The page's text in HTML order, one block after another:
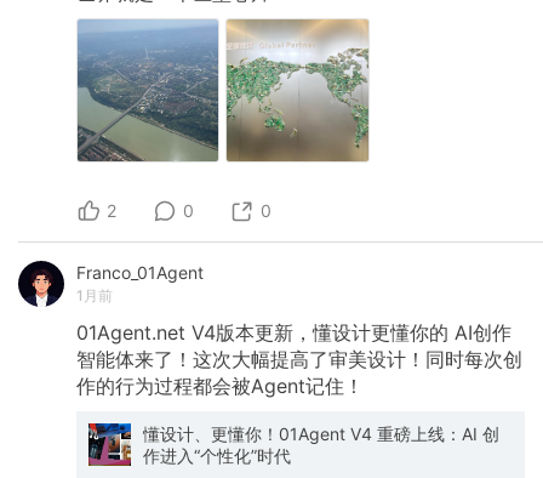
2 0 0
Franco_01Agent
1月前
01Agent.net V4版本更新，懂设计更懂你的 AI创作
智能体来了！这次大幅提高了审美设计！同时每次创
作的行为过程都会被Agent记住！
懂设计、更懂你！01Agent V4 重磅上线：AI 创
作进入“个性化”时代